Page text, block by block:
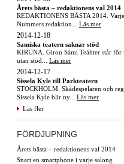
Årets bästa – redaktionens val 2014
REDAKTIONENS BÄSTA 2014.
Nummers redaktion... Läs mer
2014-12-18
Samiska teatern saknar stöd
KIRUNA. Giron Sámi Teáhter står för
utan stöd... Läs mer
2014-12-17
Sissela Kyle till Parkteatern
STOCKHOLM. Skådespelaren och
Sissela Kyle blir ny... Läs mer
Läs fler
FÖRDJUPNING
Årets bästa – redaktionens val 2014
Snart en smartphone i varje salong